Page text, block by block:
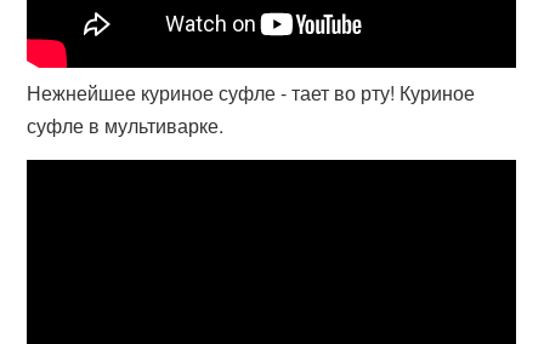
Нежнейшее куриное суфле - тает во рту! Куриное
суфле в мультиварке.